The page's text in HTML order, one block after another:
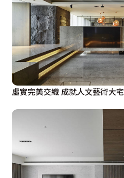
虛實完美交織 成就人文藝術大宅